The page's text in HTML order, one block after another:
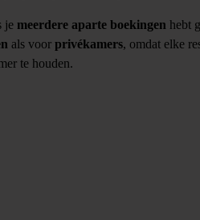
je meerdere aparte boekingen hebt
als voor privékamers, omdat elke
te houden.